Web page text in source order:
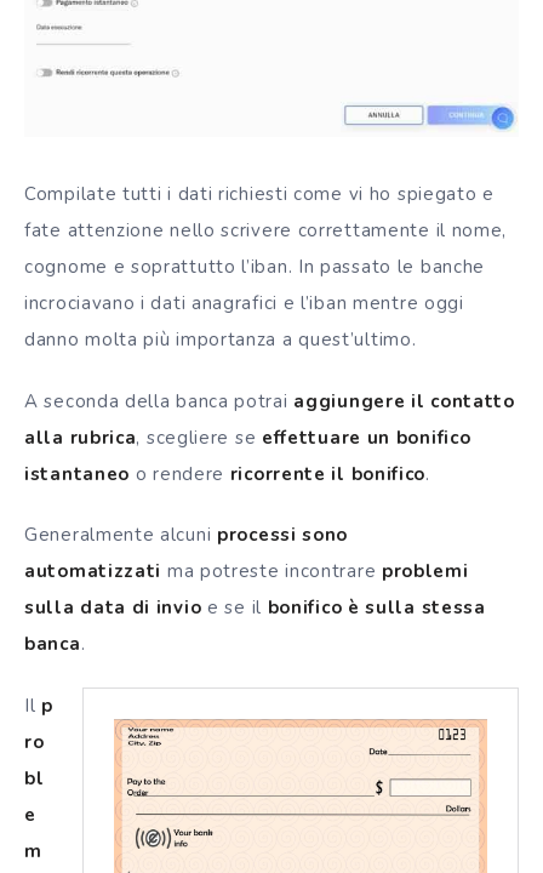
Compilate tutti i dati richiesti come vi ho spiegato e
fate attenzione nello scrivere correttamente il nome,
cognome e soprattutto l’iban. In passato le banche
incrociavano i dati anagrafici e l’iban mentre oggi
danno molta più importanza a quest’ultimo.
A seconda della banca potrai aggiungere il contatto
alla rubrica, scegliere se effettuare un bonifico
istantaneo o rendere ricorrente il bonifico.
Generalmente alcuni processi sono
automatizzati ma potreste incontrare problemi
sulla data di invio e se il bonifico è sulla stessa
banca.
Il p
ro
bl
e
m